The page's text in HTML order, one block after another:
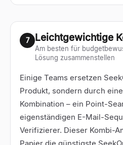
7 Leichtgewichtige
Am besten für
Lösung zusammenstellen
Einige Teams ersetzen
Produkt, sondern durch
Kombination – ein Point-
eigenständigen E-Mail-
Verifizierer. Dieser Kombi-